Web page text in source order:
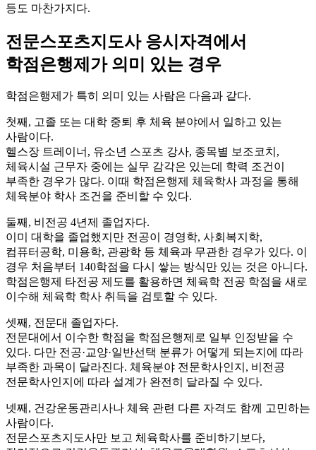
등도 마찬가지다.
전문스포츠지도사 응시자격에서
학점은행제가 의미 있는 경우
학점은행제가 특히 의미 있는 사람은 다음과 같다.
첫째, 고졸 또는 대학 중퇴 후 체육 분야에서 일하고 있는
사람이다.
헬스장 트레이너, 유소년 스포츠 강사, 종목별 보조코치,
체육시설 근무자 중에는 실무 감각은 있는데 학력 조건이
부족한 경우가 많다. 이때 학점은행제 체육학사 과정을 통해
체육분야 학사 조건을 준비할 수 있다.
둘째, 비전공 4년제 졸업자다.
이미 대학을 졸업했지만 전공이 경영학, 사회복지학,
컴퓨터공학, 미용학, 관광학 등 체육과 무관한 경우가 있다. 이
경우 처음부터 140학점을 다시 쌓는 방식만 있는 것은 아니다.
학점은행제 타전공 제도를 활용하면 체육학 전공 학점을 새로
이수해 체육학 학사 취득을 검토할 수 있다.
셋째, 전문대 졸업자다.
전문대에서 이수한 학점을 학점은행제로 일부 인정받을 수
있다. 다만 전공·교양·일반선택 분류가 어떻게 되는지에 따라
부족한 과목이 달라진다. 체육분야 전문학사인지, 비전공
전문학사인지에 따라 설계가 완전히 달라질 수 있다.
넷째, 건강운동관리사나 체육 관련 다른 자격도 함께 고민하는
사람이다.
전문스포츠지도사만 보고 체육학사를 준비하기보다,